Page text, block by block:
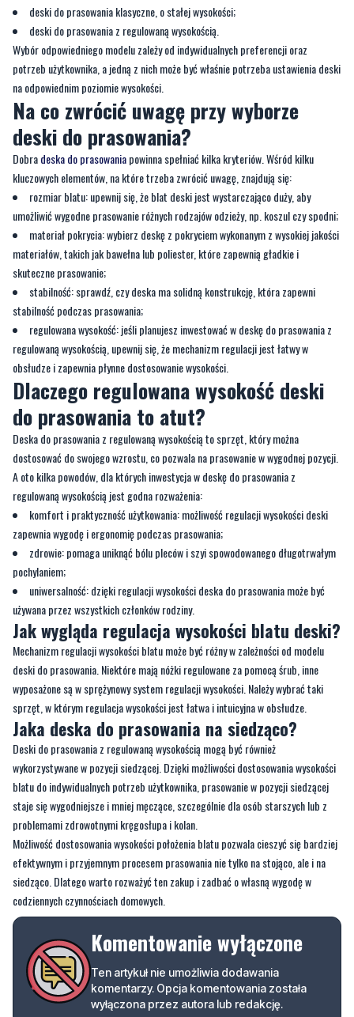
deski do prasowania klasyczne, o stałej wysokości;
deski do prasowania z regulowaną wysokością.
Wybór odpowiedniego modelu zależy od indywidualnych preferencji oraz
potrzeb użytkownika, a jedną z nich może być właśnie potrzeba ustawienia deski
na odpowiednim poziomie wysokości.
Na co zwrócić uwagę przy wyborze
deski do prasowania?
Dobradeska do prasowaniapowinna spełniać kilka kryteriów. Wśród kilku
kluczowych elementów, na które trzeba zwrócić uwagę, znajdują się:
rozmiar blatu: upewnij się, że blat deski jest wystarczająco duży, aby
umożliwić wygodne prasowanie różnych rodzajów odzieży, np. koszul czy spodni;
materiał pokrycia: wybierz deskę z pokryciem wykonanym z wysokiej jakości
materiałów, takich jak bawełna lub poliester, które zapewnią gładkie i
skuteczne prasowanie;
stabilność: sprawdź, czy deska ma solidną konstrukcję, która zapewni
stabilność podczas prasowania;
regulowana wysokość: jeśli planujesz inwestować w deskę do prasowania z
regulowaną wysokością, upewnij się, że mechanizm regulacji jest łatwy w
obsłudze i zapewnia płynne dostosowanie wysokości.
Dlaczego regulowana wysokość deski
do prasowania to atut?
Deska do prasowania z regulowaną wysokością to sprzęt, który można
dostosować do swojego wzrostu, co pozwala na prasowanie w wygodnej pozycji.
A oto kilka powodów, dla których inwestycja w deskę do prasowania z
regulowaną wysokością jest godna rozważenia:
komfort i praktyczność użytkowania: możliwość regulacji wysokości deski
zapewnia wygodę i ergonomię podczas prasowania;
zdrowie: pomaga uniknąć bólu pleców i szyi spowodowanego długotrwałym
pochylaniem;
uniwersalność: dzięki regulacji wysokości deska do prasowania może być
używana przez wszystkich członków rodziny.
Jak wygląda regulacja wysokości blatu deski?
Mechanizm regulacji wysokości blatu może być różny w zależności od modelu
deski do prasowania. Niektóre mają nóżki regulowane za pomocą śrub, inne
wyposażone są w sprężynowy system regulacji wysokości. Należy wybrać taki
sprzęt, w którym regulacja wysokości jest łatwa i intuicyjna w obsłudze.
Jaka deska do prasowania na siedząco?
Deski do prasowania z regulowaną wysokością mogą być również
wykorzystywane w pozycji siedzącej. Dzięki możliwości dostosowania wysokości
blatu do indywidualnych potrzeb użytkownika, prasowanie w pozycji siedzącej
staje się wygodniejsze i mniej męczące, szczególnie dla osób starszych lub z
problemami zdrowotnymi kręgosłupa i kolan.
Możliwość dostosowania wysokości położenia blatu pozwala cieszyć się bardziej
efektywnym i przyjemnym procesem prasowania nie tylko na stojąco, ale i na
siedząco. Dlatego warto rozważyć ten zakup i zadbać o własną wygodę w
codziennych czynnościach domowych.
Komentowanie wyłączone
Ten artykuł nie umożliwia dodawania
komentarzy. Opcja komentowania została
wyłączona przez autora lub redakcję.